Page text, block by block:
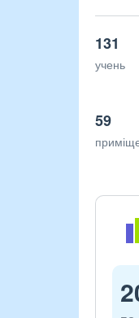
131
учень
59